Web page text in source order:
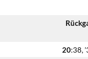
20:38,